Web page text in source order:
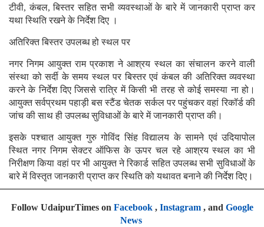
टीवी, कंबल, बिस्तर सहित सभी व्यवस्थाओं के बारे में जानकारी प्राप्त कर
यथा स्थिति रखने के निर्देश दिए ।
अतिरिक्त बिस्तर उपलब्ध हो स्थल पर
नगर निगम आयुक्त राम प्रकाश ने आश्रय स्थल का संचालन करने वाली
संस्था को सर्दी के समय स्थल पर बिस्तर एवं कंबल की अतिरिक्त व्यवस्था
करने के निर्देश दिए जिससे रात्रि में किसी भी तरह से कोई समस्या ना हो।
आयुक्त सर्वप्रथम पहाड़ी बस स्टैंड चेतक सर्कल पर पहुंचकर वहां रिकॉर्ड की
जांच की साथ ही उपलब्ध सुविधाओं के बारे में जानकारी प्राप्त की।
इसके पश्चात आयुक्त गुरु गोविंद सिंह विद्यालय के सामने एवं उदियापोल
स्थित नगर निगम सेक्टर ऑफिस के ऊपर चल रहे आश्रय स्थल का भी
निरीक्षण किया वहां पर भी आयुक्त ने रिकार्ड सहित उपलब्ध सभी सुविधाओं के
बारे में विस्तृत जानकारी प्राप्त कर स्थिति को यथावत बनाने की निर्देश दिए।
Follow UdaipurTimes on Facebook, Instagram, and Google
News